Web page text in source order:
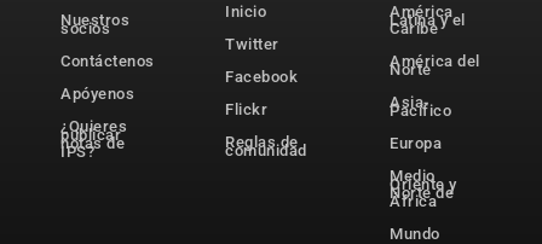
Nuestros
socios
Contáctenos
Apóyenos
¿Quieres
publicar
notas de
IPS?
Inicio
Twitter
Facebook
Flickr
Reglas de
comunidad
América
Latina y el
Caribe
América del
Norte
Asia-
Pacífico
Europa
Medio
Oriente y
Norte de
África
Mundo